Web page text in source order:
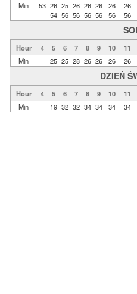
Min
53 26
54
25
56
26
56
26
56
26
56
26
56
26
56
Hour 4 5 6 7 8 9 10
11
Min
25 25 28 26 26 26 26
DZIEŃ
Hour 4 5 6 7 8 9 10
11
Min
19 32 32 34 34 34 34